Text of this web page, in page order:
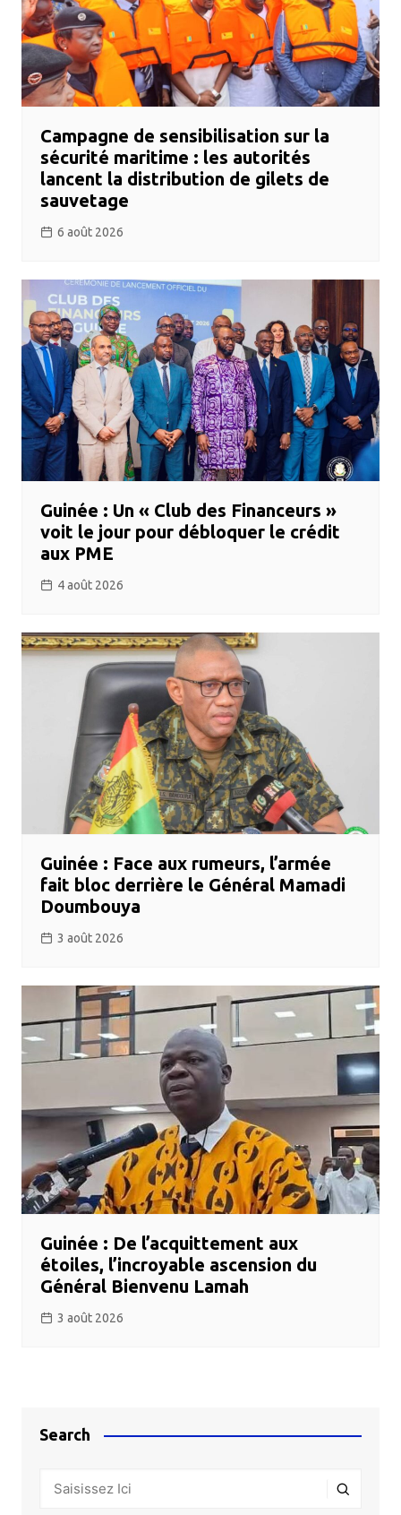
Campagne de sensibilisation sur la
sécurité maritime : les autorités
lancent la distribution de gilets de
sauvetage
6 août 2026
Guinée : Un « Club des Financeurs »
voit le jour pour débloquer le crédit
aux PME
4 août 2026
Guinée : Face aux rumeurs, l’armée
fait bloc derrière le Général Mamadi
Doumbouya
3 août 2026
Guinée : De l’acquittement aux
étoiles, l’incroyable ascension du
Général Bienvenu Lamah
3 août 2026
Search